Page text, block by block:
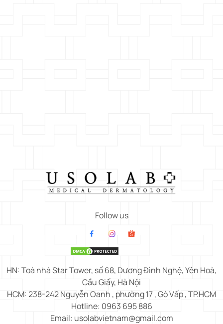
Follow us
HN: Toà nhà Star Tower, số 68, Dương Đình Nghệ, Yên Hoà,
Cầu Giấy, Hà Nội
HCM: 238-242 Nguyễn Oanh , phường 17 , Gò Vấp , TP.HCM
Hotline: 0963 695 886
Email: usolabvietnam@gmail.com